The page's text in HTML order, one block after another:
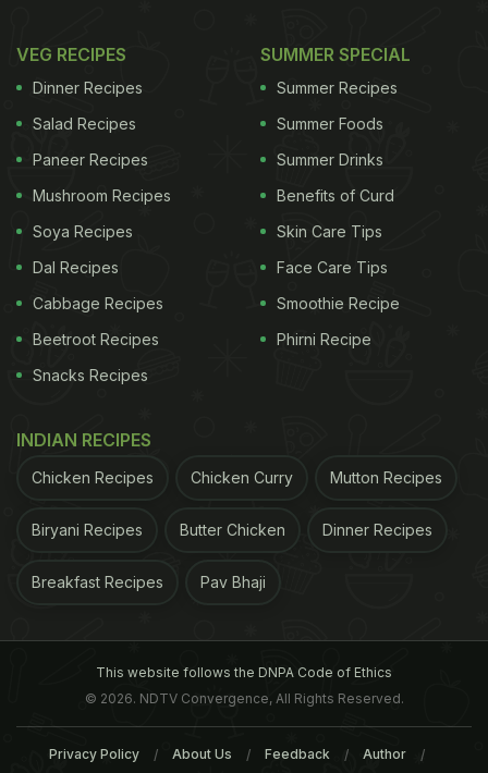
VEG RECIPES
Dinner Recipes
Salad Recipes
Paneer Recipes
Mushroom Recipes
Soya Recipes
Dal Recipes
Cabbage Recipes
Beetroot Recipes
Snacks Recipes
SUMMER SPECIAL
Summer Recipes
Summer Foods
Summer Drinks
Benefits of Curd
Skin Care Tips
Face Care Tips
Smoothie Recipe
Phirni Recipe
INDIAN RECIPES
Chicken Recipes Chicken Curry Mutton Recipes
Biryani Recipes Butter Chicken Dinner Recipes
Breakfast Recipes Pav Bhaji
This website follows the DNPA Code of Ethics
© 2026. NDTV Convergence, All Rights Reserved.
Privacy Policy About Us Feedback Author